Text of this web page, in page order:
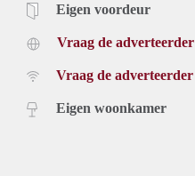
Eigen voordeur
Vraag de adverteerder
Vraag de adverteerder
Eigen woonkamer